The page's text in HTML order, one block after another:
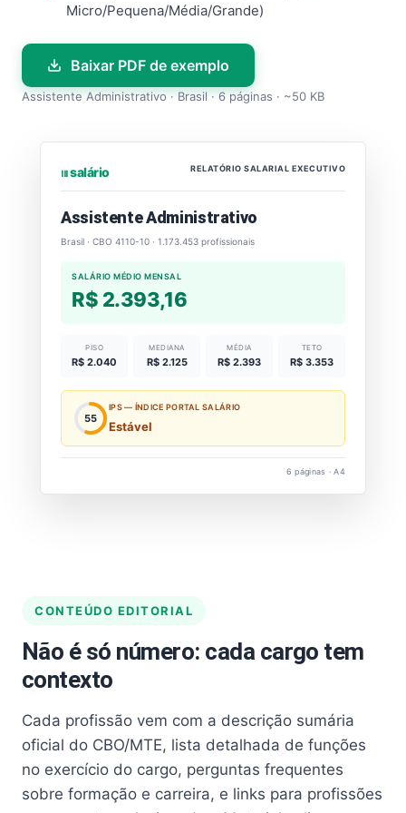
Micro/Pequena/Média/Grande)
Baixar PDF de exemplo
Assistente Administrativo · Brasil · 6 páginas · ~50 KB
⏐⏐⏐ salário RELATÓRIO SALARIAL EXECUTIVO
Assistente Administrativo
Brasil · CBO 4110-10 · 1.173.453 profissionais
SALÁRIO MÉDIO MENSAL
R$ 2.393,16
PISO
R$ 2.040
MEDIANA
R$ 2.125
MÉDIA
R$ 2.393
TETO
R$ 3.353
55
IPS — ÍNDICE PORTAL SALÁRIO
Estável
6 páginas · A4
CONTEÚDO EDITORIAL
Não é só número: cada cargo tem
contexto
Cada profissão vem com a descrição sumária
oficial do CBO/MTE, lista detalhada de funções
no exercício do cargo, perguntas frequentes
sobre formação e carreira, e links para profissões